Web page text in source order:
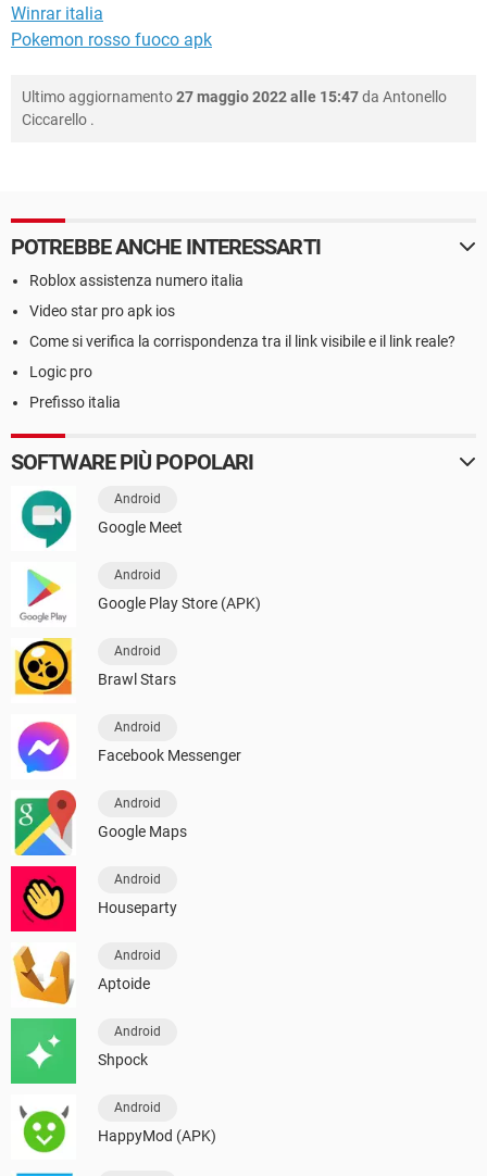
Winrar italia
Pokemon rosso fuoco apk
Ultimo aggiornamento27 maggio 2022 alle 15:47da Antonello
Ciccarello .
POTREBBE ANCHE INTERESSARTI
Roblox assistenza numero italia
Video star pro apk ios
Come si verifica la corrispondenza tra il link visibile e il link reale?
Logic pro
Prefisso italia
SOFTWARE PIÙ POPOLARI
Android
Google Meet
Android
Google Play Store (APK)
Android
Brawl Stars
Android
Facebook Messenger
Android
Google Maps
Android
Houseparty
Android
Aptoide
Android
Shpock
Android
HappyMod (APK)